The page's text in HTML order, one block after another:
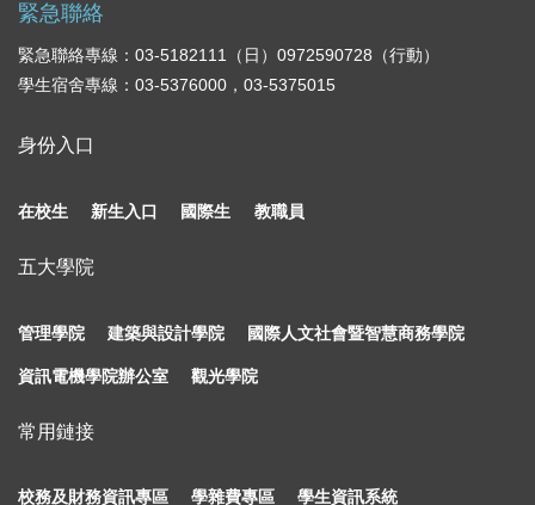
緊急聯絡
緊急聯絡專線：03-5182111（日）0972590728（行動）
學生宿舍專線：03-5376000，03-5375015
身份入口
在校生 新生入口 國際生 教職員
五大學院
管理學院 建築與設計學院 國際人文社會暨智慧商務學院
資訊電機學院辦公室 觀光學院
常用鏈接
校務及財務資訊專區 學雜費專區 學生資訊系統